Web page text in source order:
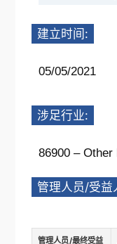
建立时间:
05/05/2021
涉足行业:
86900 –
管理人员/受益
管理人员/最终受益